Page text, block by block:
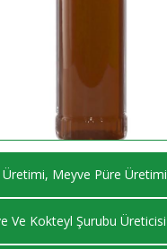
Üretimi, Meyve Püre Üretimi
Ve Kokteyl Şurubu Üreticisi